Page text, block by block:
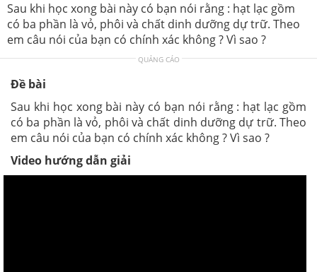
Sau khi học xong bài này có bạn nói rằng : hạt lạc gồm
có ba phần là vỏ, phôi và chất dinh dưỡng dự trữ. Theo
em câu nói của bạn có chính xác không ? Vì sao ?
QUẢNG CÁO
Đề bài
Sau khi học xong bài này có bạn nói rằng : hạt lạc gồm
có ba phần là vỏ, phôi và chất dinh dưỡng dự trữ. Theo
em câu nói của bạn có chính xác không ? Vì sao ?
Video hướng dẫn giải